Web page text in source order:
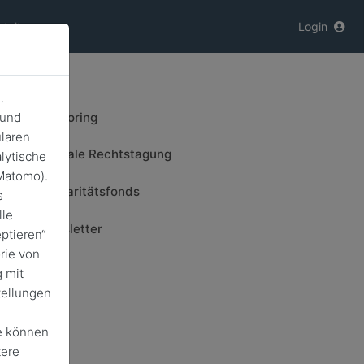
Login
Mentoring
Liberale Rechtstagung
Solidaritätsfonds
Newsletter
von
mit
können